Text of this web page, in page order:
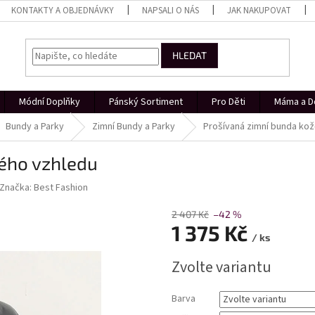
KONTAKTY A OBJEDNÁVKY NAPSALI O NÁS JAK NAKUPOVAT
HLEDAT
Módní Doplňky Pánský Sortiment Pro Děti Máma a
Bundy a Parky Zimní Bundy a Parky Prošívaná zimní bunda
vzhledu
Značka:Best Fashion
2 407 Kč –42 %
1 375 Kč / ks
cena:
Zvolte variantu
Barva